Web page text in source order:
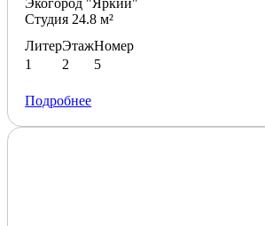
Студия 24.8 м²
Литер
1
Этаж
2
Номер
5
Подробнее